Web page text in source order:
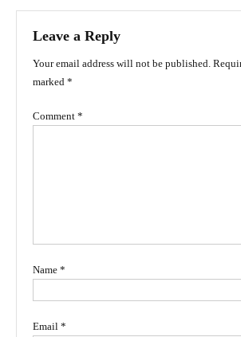
Leave a Reply
Your email address will not be published.
marked *
Comment *
Name *
Email *